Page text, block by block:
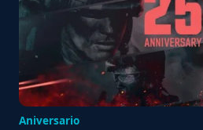
Aniversario